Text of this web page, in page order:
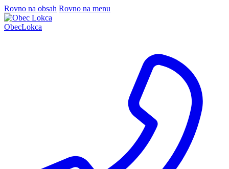
Rovno na obsah Rovno na menu
ObecLokca